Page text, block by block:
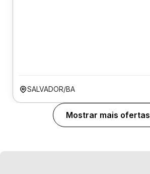
SALVADOR/BA
Mostrar mais ofertas